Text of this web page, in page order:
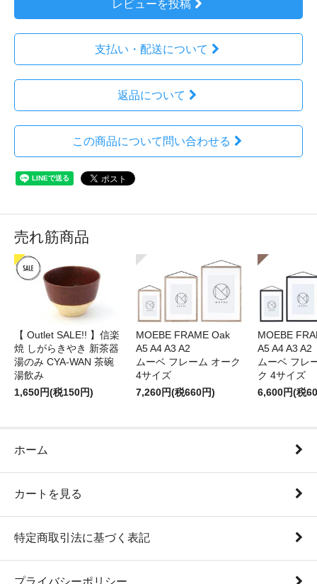
レビューを投稿
支払い・配送について
返品について
この商品について問い合わせる
売れ筋商品
【 Outlet SALE!! 】信楽
焼 しがらきやき 新茶器
湯のみ CYA-WAN 茶碗
湯飲み
1,650円(税150円)
MOEBE FRAME Oak
A5 A4 A3 A2
ムーベ フレーム オーク
4サイズ
7,260円(税660円)
MOEBE
A5 A4 A3 A2
ムーベ フレ
ク 4サイズ
6,600円(税
ホーム
カートを見る
特定商取引法に基づく表記